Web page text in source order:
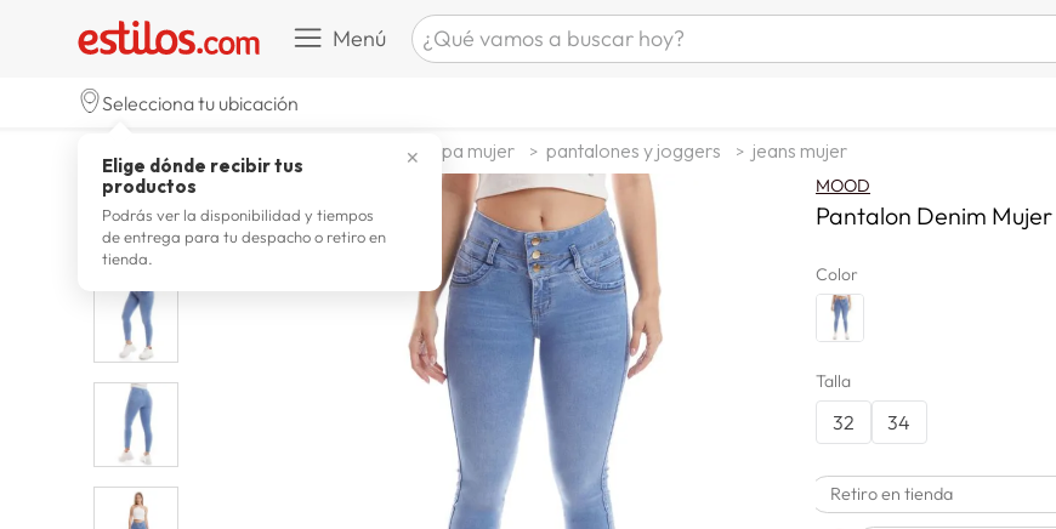
Menú ¿Qué vamos a buscar hoy?
2. celulares
zapatillas hombre
4. moda
5. zapatillas
6.
7. laptop
terrex
spiderman
10. lavadora
Selecciona tu ubicación
✕
Elige dónde recibir tus
productos
Podrás ver la disponibilidad y tiempos
de entrega para tu despacho o retiro en
tienda.
ropa mujer pantalones y joggers jeans mujer
MOOD
Pantalon Denim
Color
Talla
32 34
Retiro en tienda